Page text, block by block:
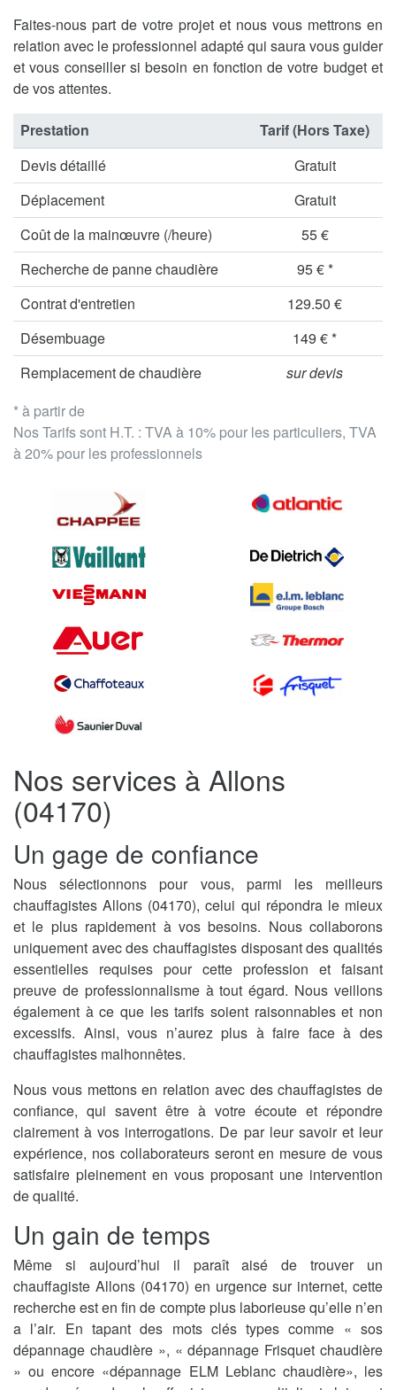
Faites-nous part de votre projet et nous vous mettrons en
relation avec le professionnel adapté qui saura vous guider
et vous conseiller si besoin en fonction de votre budget et
de vos attentes.
* à partir de
Nos Tarifs sont H.T. : TVA à 10% pour les particuliers, TVA
à 20% pour les professionnels
Prestation
Tarif (Hors Taxe)
Devis détaillé
Gratuit
Déplacement
Gratuit
Coût de la mainœuvre (/heure)
55 €
Recherche de panne chaudière
95 € *
Contrat d'entretien
129.50 €
Désembuage
149 € *
Remplacement de chaudière
sur devis
Nos services à Allons
(04170)
Un gage de confiance
Nous sélectionnons pour vous, parmi les meilleurs
chauffagistes Allons (04170), celui qui répondra le mieux
et le plus rapidement à vos besoins. Nous collaborons
uniquement avec des chauffagistes disposant des qualités
essentielles requises pour cette profession et faisant
preuve de professionnalisme à tout égard. Nous veillons
également à ce que les tarifs soient raisonnables et non
excessifs. Ainsi, vous n’aurez plus à faire face à des
chauffagistes malhonnêtes.
Nous vous mettons en relation avec des chauffagistes de
confiance, qui savent être à votre écoute et répondre
clairement à vos interrogations. De par leur savoir et leur
expérience, nos collaborateurs seront en mesure de vous
satisfaire pleinement en vous proposant une intervention
de qualité.
Un gain de temps
Même si aujourd’hui il paraît aisé de trouver un
chauffagiste Allons (04170) en urgence sur internet, cette
recherche est en fin de compte plus laborieuse qu’elle n’en
a l’air. En tapant des mots clés types comme « sos
dépannage chaudière », « dépannage Frisquet chaudière
» ou encore «dépannage ELM Leblanc chaudière», les